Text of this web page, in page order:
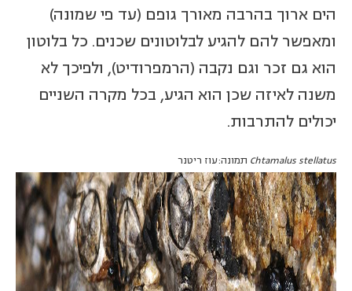
הים ארוך בהרבה מאורך גופם (עד פי שמונה)
ומאפשר להם להגיע לבלוטונים שכנים. כל בלוטון
הוא גם זכר וגם נקבה (הרמפרודיט), ולפיכך לא
משנה לאיזה שכן הוא הגיע, בכל מקרה השניים
יכולים להתרבות.
Chtamalus stellatus תמונה:עוז ריטנר